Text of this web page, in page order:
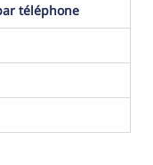
téléphone